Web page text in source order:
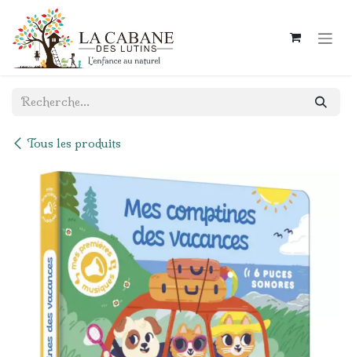
Se rendre au contenu
Tous les produits